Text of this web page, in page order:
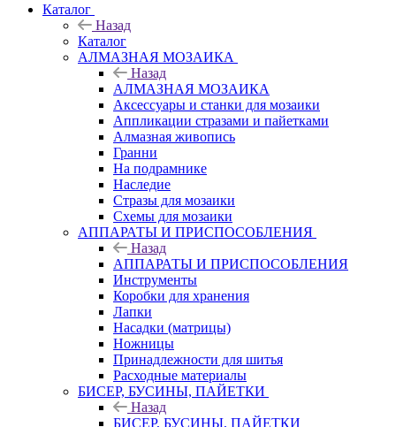
Каталог
Назад
Каталог
АЛМАЗНАЯ МОЗАИКА
Назад
АЛМАЗНАЯ МОЗАИКА
Аксессуары и станки для мозаики
Аппликации стразами и пайетками
Алмазная живопись
Гранни
На подрамнике
Наследие
Стразы для мозаики
Схемы для мозаики
АППАРАТЫ И ПРИСПОСОБЛЕНИЯ
Назад
АППАРАТЫ И ПРИСПОСОБЛЕНИЯ
Инструменты
Коробки для хранения
Лапки
Насадки (матрицы)
Ножницы
Принадлежности для шитья
Расходные материалы
БИСЕР, БУСИНЫ, ПАЙЕТКИ
Назад
БИСЕР, БУСИНЫ, ПАЙЕТКИ